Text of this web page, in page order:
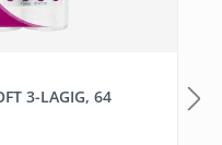
3-LAGIG, 64